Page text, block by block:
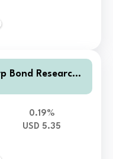
Bond Research
0.19%
USD 5.35